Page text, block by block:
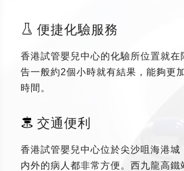
便捷化驗服務
香港試管嬰兒中心的化驗所位置就在
告一般約2個小時就有結果，能夠更
時間。
交通便利
香港試管嬰兒中心位於尖沙咀海港城
内外的病人都非常方便。西九龍高鐵